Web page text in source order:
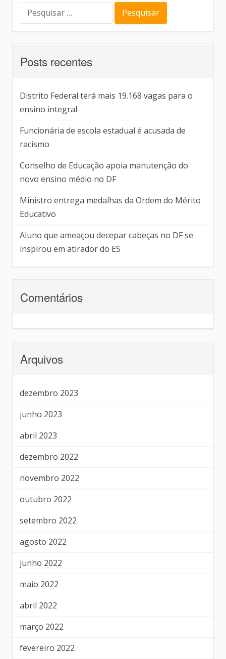
Posts recentes
Distrito Federal terá mais 19.168 vagas para o
ensino integral
Funcionária de escola estadual é acusada de
racismo
Conselho de Educação apoia manutenção do
novo ensino médio no DF
Ministro entrega medalhas da Ordem do Mérito
Educativo
Aluno que ameaçou decepar cabeças no DF se
inspirou em atirador do ES
Comentários
Arquivos
dezembro 2023
junho 2023
abril 2023
dezembro 2022
novembro 2022
outubro 2022
setembro 2022
agosto 2022
junho 2022
maio 2022
abril 2022
março 2022
fevereiro 2022